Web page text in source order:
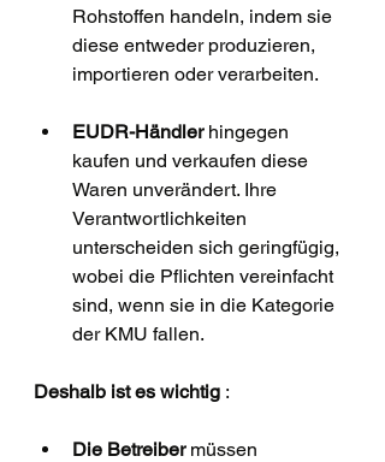
Rohstoffen handeln, indem sie
diese entweder produzieren,
importieren oder verarbeiten.
EUDR-Händler hingegen
kaufen und verkaufen diese
Waren unverändert. Ihre
Verantwortlichkeiten
unterscheiden sich geringfügig,
wobei die Pflichten vereinfacht
sind, wenn sie in die Kategorie
der KMU fallen.
Deshalb ist es wichtig :
Die Betreiber müssen